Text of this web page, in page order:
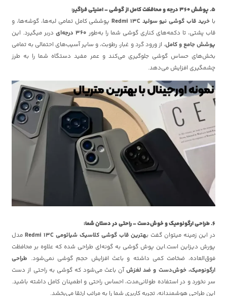
5. پوشش 360 درجه و محافظت کامل از گوشی – امنیتی فراگیر:
با خرید قاب گوشی نیو سولید Redmi 13C
پوششی کامل تمامی لبه‌ها، گوشه‌ها، و
قاب پشتی، تا دکمه‌های کناری گوشی شما را به‌طور 360 درجه‌ای
دربر میگیرد. این
پوشش جامع و کامل، از ورود گرد و غبار، رطوبت، و سایر آسیب‌های احتمالی به تمامی
بخش‌های حساس گوشی جلوگیری می‌کند و عمر مفید دستگاه شما را به طرز
چشمگیری افزایش می‌دهد.
6. طراحی ارگونومیک و خوش‌دست – راحتی در دستان شما:
در این زمینه میتوان گفت بهترین قاب گوشی کلاسیک شیائومی Redmi 13C
مدل
پورش دیزاین است.این پوش گوشی به گونه‌ای طراحی شده که علاوه بر محافظت
فوق‌العاده، ضخامت کمی داشته و باعث افزایش حجم گوشی نمی‌شود. طراحی
ارگونومیک، خوش‌دست و ضد لغزشآن باعث می‌شود که گوشی به راحتی از دست
سر نخورد و در استفاده طولانی‌مدت، احساس راحتی و اطمینان کامل داشته باشید.
این طراحی هوشمندانه، تجربه کاربری شما را به مراتب ارتقا می‌بخشد.